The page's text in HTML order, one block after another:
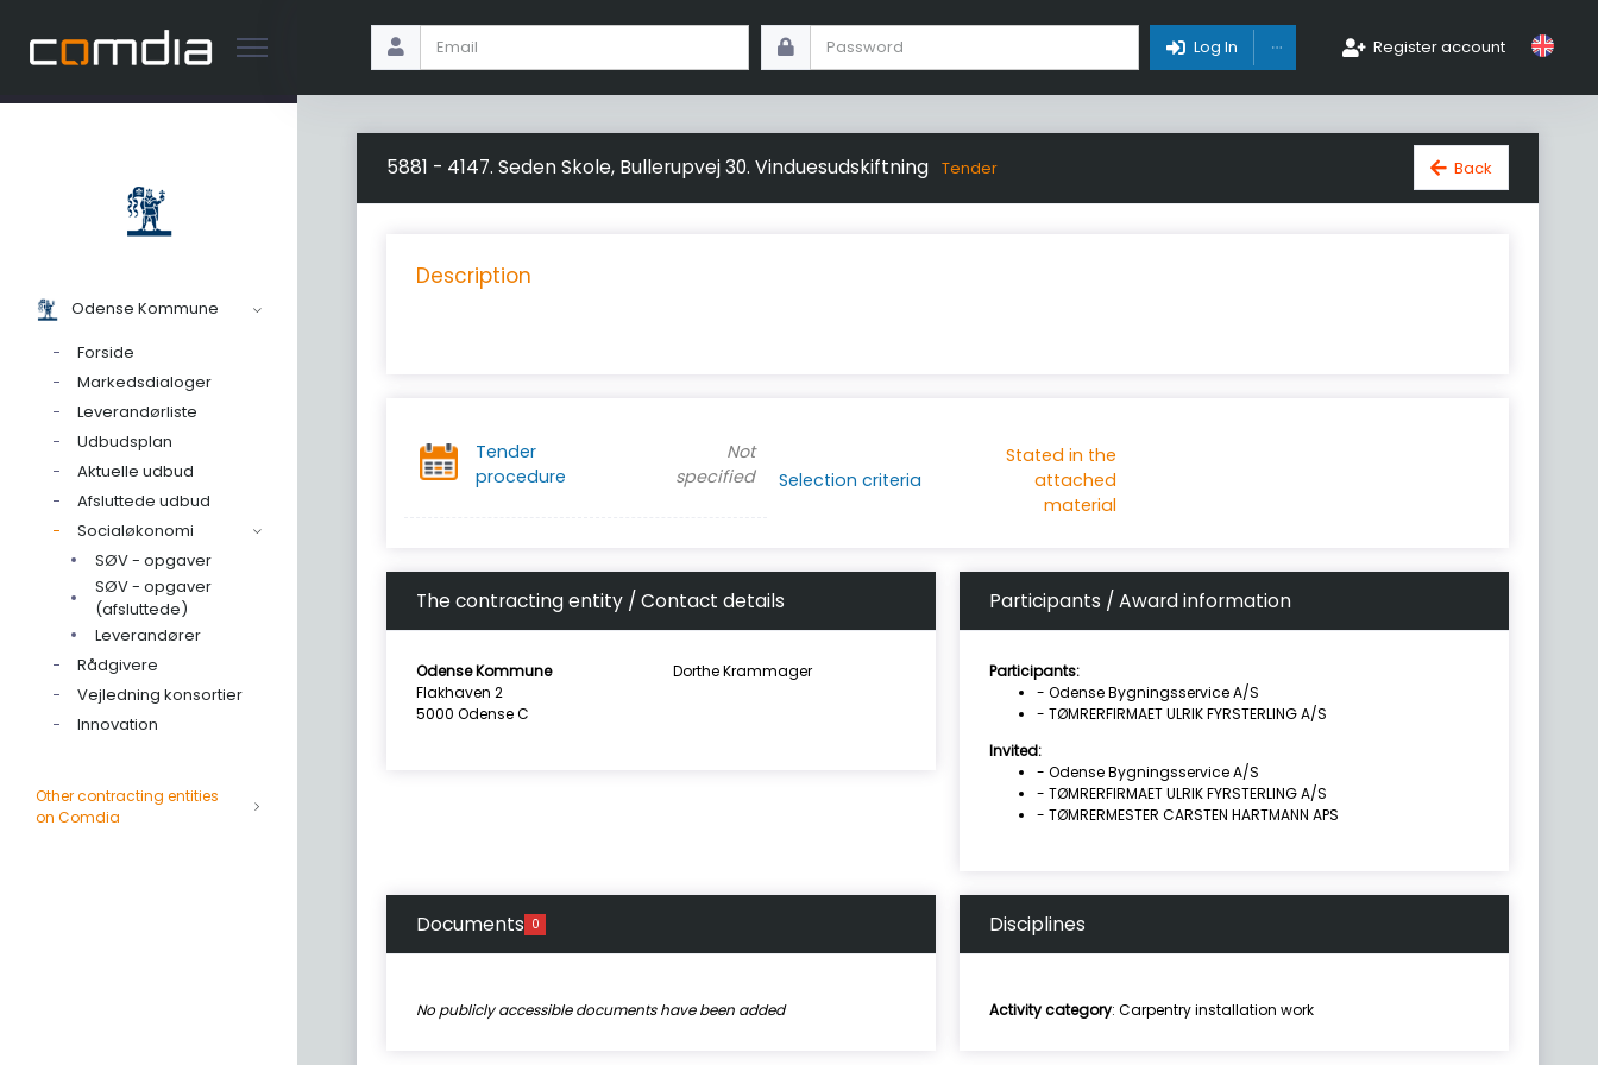
Odense Kommune
Forside
Markedsdialoger
Leverandørliste
Udbudsplan
Aktuelle udbud
Afsluttede udbud
Socialøkonomi
SØV - opgaver
SØV - opgaver
(afsluttede)
Leverandører
Rådgivere
Vejledning konsortier
Innovation
Other contracting entities
on Comdia
Log In Toggle DropdownRegister account
5881 - 4147. Seden Skole, Bullerupvej 30. Vinduesudskiftning Tender Back
Description
Tender
procedure
Not
specified
Selection criteria
Stated in the
attached
material
The contracting entity / Contact details
Odense Kommune
Flakhaven 2
5000 Odense C
Dorthe Krammager
Participants / Award information
Participants:
- Odense Bygningsservice A/S
- TØMRERFIRMAET ULRIK FYRSTERLING A/S
Invited:
- Odense Bygningsservice A/S
- TØMRERFIRMAET ULRIK FYRSTERLING A/S
- TØMRERMESTER CARSTEN HARTMANN APS
Documents 0
No publicly accessible documents have been added
Disciplines
Activity category: Carpentry installation work